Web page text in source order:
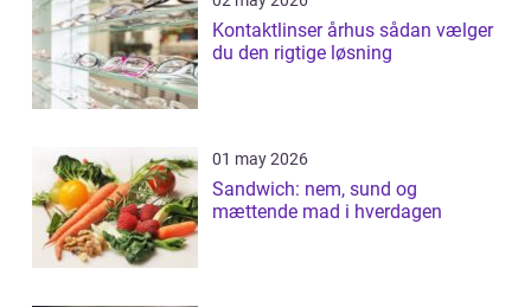
Kontaktlinser århus sådan vælger
du den rigtige løsning
01 may 2026
Sandwich: nem, sund og
mættende mad i hverdagen